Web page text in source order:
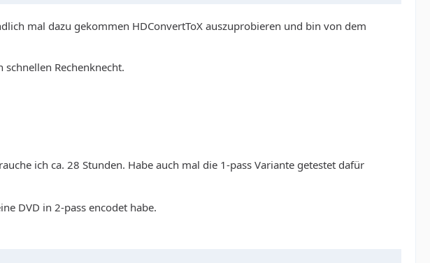
mal dazu gekommen HDConvertToX auszuprobieren und bin von dem
Rechenknecht.
ich ca. 28 Stunden. Habe auch mal die 1-pass Variante getestet dafür
DVD in 2-pass encodet habe.